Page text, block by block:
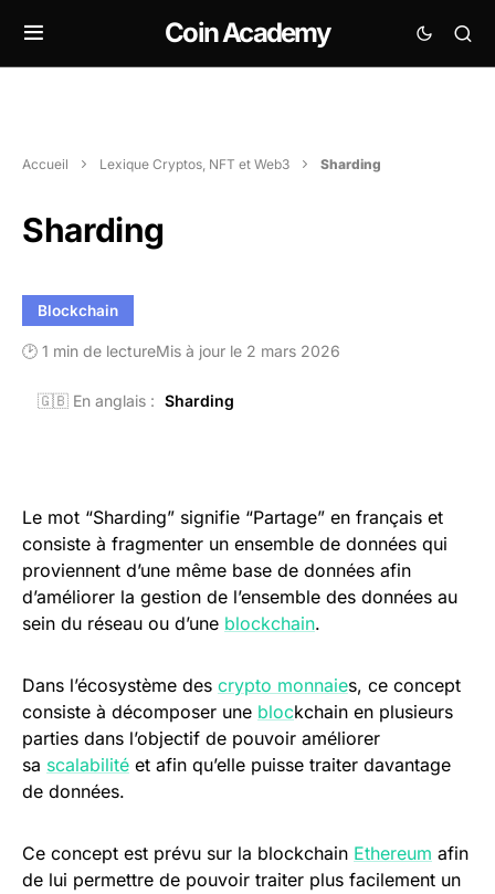
Coin Academy
Accueil Lexique Cryptos, NFT et Web3 Sharding
Sharding
Blockchain
🕑 1 min de lectureMis à jour le 2 mars 2026
🇬🇧 En anglais : Sharding
Le mot “Sharding” signifie “Partage” en français et
consiste à fragmenter un ensemble de données qui
proviennent d’une même base de données afin
d’améliorer la gestion de l’ensemble des données au
sein du réseau ou d’une blockchain.
Dans l’écosystème des crypto monnaies, ce concept
consiste à décomposer une blockchain en plusieurs
parties dans l’objectif de pouvoir améliorer
sa scalabilité et afin qu’elle puisse traiter davantage
de données.
Ce concept est prévu sur la blockchain Ethereum afin
de lui permettre de pouvoir traiter plus facilement un